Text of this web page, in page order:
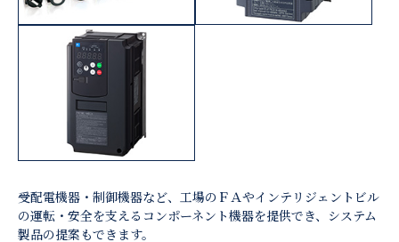
受配電機器・制御機器など、工場のＦＡやインテリジェントビル
の運転・安全を支えるコンポーネント機器を提供でき、システム
製品の提案もできます。